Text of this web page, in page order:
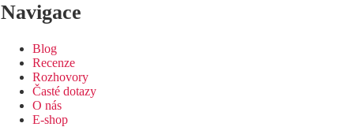
Navigace
Blog
Recenze
Rozhovory
Časté dotazy
O nás
E-shop